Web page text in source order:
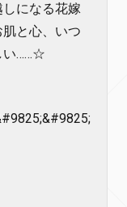
になる花嫁
と心、いつ
い……☆